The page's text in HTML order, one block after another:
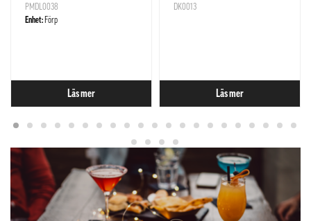
PMDL0038
Enhet: Förp
Läs mer
DK0013
Läs mer